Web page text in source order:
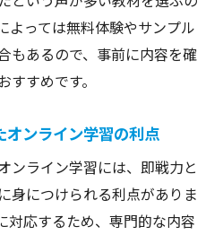
よっては無料体験やサンプル
もあるので、事前に内容を確
すめです。
オンライン学習の利点
ンライン学習には、即戦力と
身につけられる利点がありま
対応するため、専門的な内容